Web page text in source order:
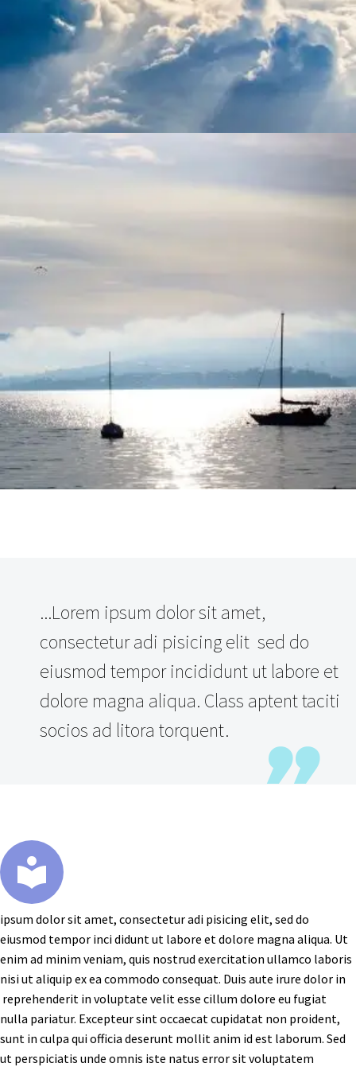
...Lorem ipsum dolor sit amet,
consectetur adi pisicing elit sed do
eiusmod tempor incididunt ut labore et
dolore magna aliqua. Class aptent taciti
socios ad litora torquent.
ipsum dolor sit amet, consectetur adi pisicing elit, sed do
eiusmod tempor inci didunt ut labore et dolore magna aliqua. Ut
enim ad minim veniam, quis nostrud exercitation ullamco laboris
nisi ut aliquip ex ea commodo consequat. Duis aute irure dolor in
reprehenderit in voluptate velit esse cillum dolore eu fugiat
nulla pariatur. Excepteur sint occaecat cupidatat non proident,
sunt in culpa qui officia deserunt mollit anim id est laborum. Sed
ut perspiciatis unde omnis iste natus error sit voluptatem